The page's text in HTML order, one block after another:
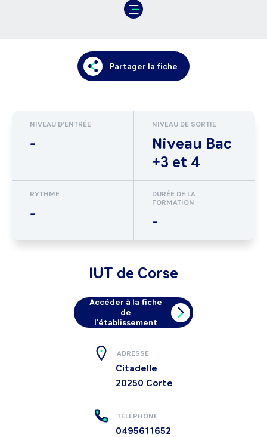
Partager la fiche
NIVEAU D'ENTRÉE
-
NIVEAU DE SORTIE
Niveau Bac
+3 et 4
RYTHME
-
DURÉE DE LA
FORMATION
-
IUT de Corse
Accéder à la fiche
de
l'établissement
ADRESSE
Citadelle
20250 Corte
TÉLÉPHONE
0495611652